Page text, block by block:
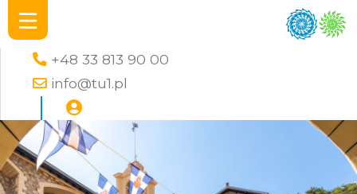
+48 33 813 90 00
info@tu1.pl